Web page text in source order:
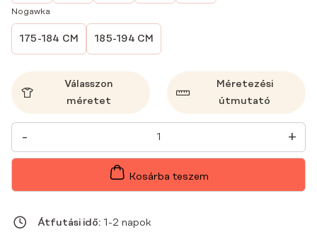
Nogawka
175-184 CM 185-194 CM
Válasszon
méretet
Méretezési
útmutató
-
FÉRFI
ORVOSI
NADRÁG
PROSTE
+
Kosárba teszem
Átfutási idő: 1-2 napok